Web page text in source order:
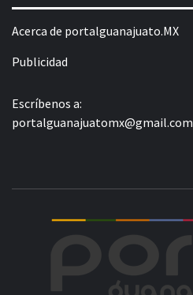
Acerca de portalguanajuato.MX
Publicidad
Escríbenos a:
portalguanajuatomx@gmail.com